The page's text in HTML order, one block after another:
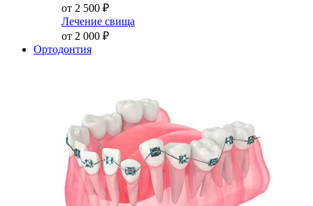
от 2 500 ₽
Лечение свища
от 2 000 ₽
Ортодонтия